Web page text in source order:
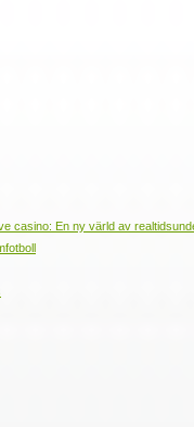
casino: En ny värld av